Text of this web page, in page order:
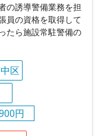
の誘導警備業務を担
員の資格を取得して
たら施設常駐警備の
区
円